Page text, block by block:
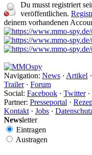
Du musst registriert
veröffentlichen.
deinem vorhandenen
Navigation: News · Artikel ·
Trailer· Forum
Social: Facebook · Twitter·
Partner: Presseportal ·
Kontakt· Jobs ·
Newsletter
Eintragen
Austragen